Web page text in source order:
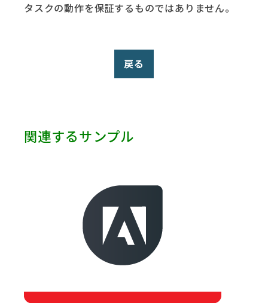
タスクの動作を保証するものではありません。
戻る
関連するサンプル
ServiceNow (3)
Web Services (2)